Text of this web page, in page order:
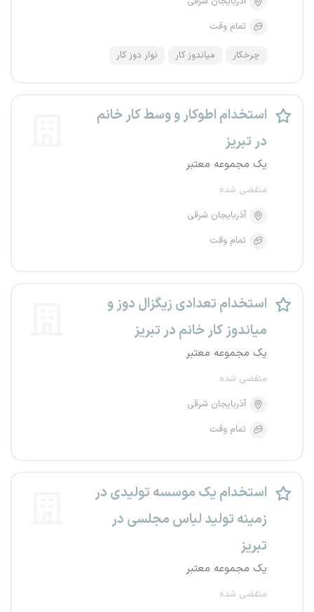
تمام وقت
چرخکار میاندوز کار نوار دوز کار
استخدام اطوکار و وسط کار خانم
در تبریز
یک مجموعه معتبر
منقضی شده
آذربایجان شرقی
تمام وقت
استخدام تعدادی زیگزال دوز و
میاندوز کار خانم در تبریز
یک مجموعه معتبر
منقضی شده
آذربایجان شرقی
تمام وقت
استخدام یک موسسه تولیدی در
زمینه تولید لباس مجلسی در
تبریز
یک مجموعه معتبر
منقضی شده